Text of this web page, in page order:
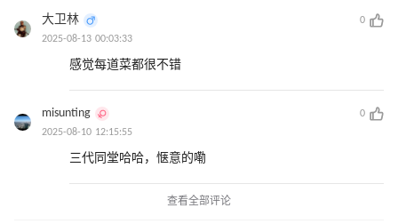
大卫林
0
2025-08-13 00:03:33
感觉每道菜都很不错
misunting
0
2025-08-10 12:15:55
三代同堂哈哈，惬意的嘞
查看全部评论